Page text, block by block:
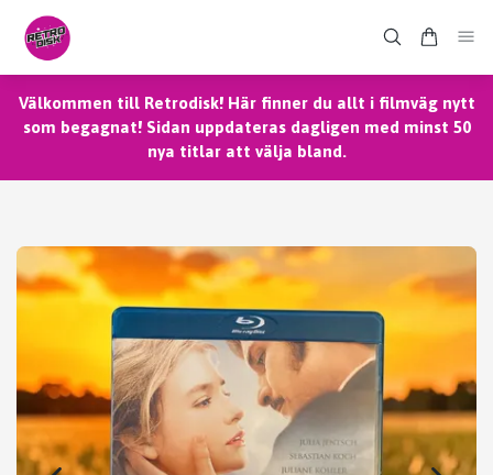
Välkommen till Retrodisk! Här finner du allt i filmväg nytt
som begagnat! Sidan uppdateras dagligen med minst 50
nya titlar att välja bland.